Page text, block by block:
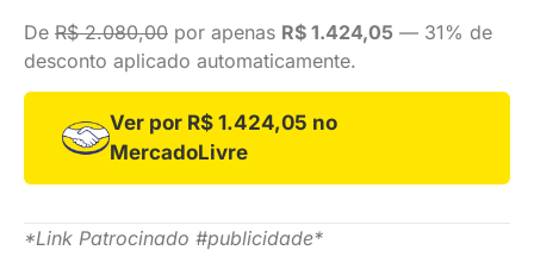
De R$ 2.080,00 por apenas R$ 1.424,05 — 31% de
desconto aplicado automaticamente.
Ver por R$ 1.424,05 no
MercadoLivre
*Link Patrocinado #publicidade*